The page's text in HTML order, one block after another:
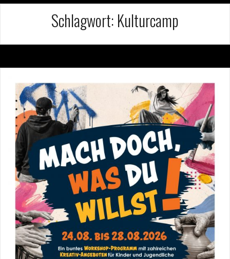
Schlagwort: Kulturcamp